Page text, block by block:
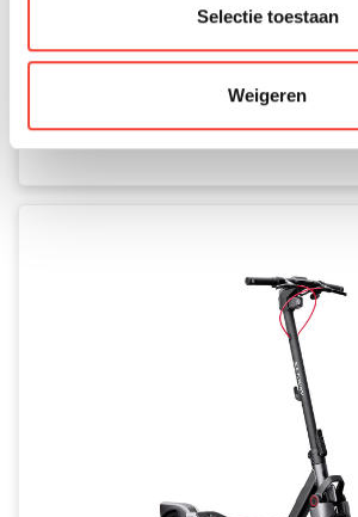
Selectie toestaan
Weigeren
Segway-Ninebot GT3